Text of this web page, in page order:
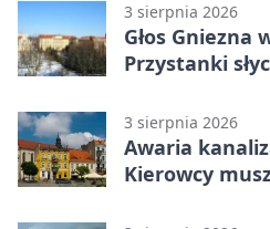
3 sierpnia 2026
Głos Gniezna
Przystanki
3 sierpnia 2026
Awaria
Kierowcy